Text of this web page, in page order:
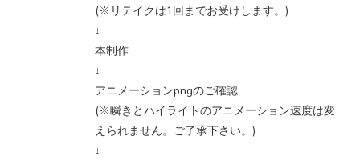
(※リテイクは1回までお受けします。)
↓
本制作
↓
アニメーションpngのご確認
(※瞬きとハイライトのアニメーション速度は変
えられません。ご了承下さい。)
↓